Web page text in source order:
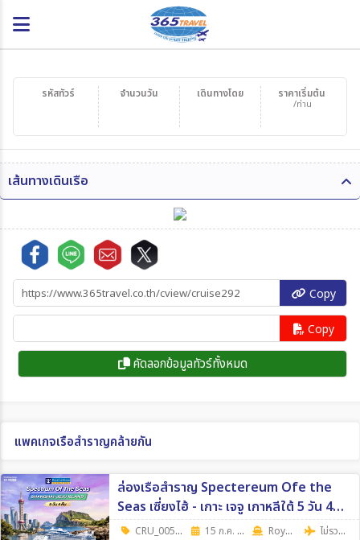
รหัสทัวร์ จำนวนวัน ราคาเริ่มต้น
/ท่าน
เดินทางโดย
เส้นทางเดินเรือ
Copy
Copy
คัดลอกข้อมูลทัวร์ทั้งหมด
แพคเกจเรือสำราญคล้ายกัน
ล่องเรือสำราญ Spectereum Ofe the
Seas เซี่ยงไฮ้ - เกาะ เจจู เกาหลีใต้ 5 วัน 4
คืน (Cruise Only)
CRU_0058 5 วัน 4 คืน
15 ก.ค. 69 - 27 ก.ย. 69 RoyalCaribbean ไม่รวมตั๋วเครื่องบิน